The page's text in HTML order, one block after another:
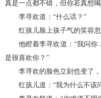
真是一点都不错，但你若真想
李寻欢道：“什么话？”
红孩儿脸上孩子气的笑容忽
他瞪着李寻欢道：“我问你
是很喜欢你？”
李寻欢的脸色立刻也变了，
红孩儿道：“我为什么不该